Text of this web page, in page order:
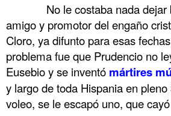
No le costaba nada
amigo y promotor del engaño
Cloro, ya difunto para esas
problema fue que Prudencio no
Eusebio y se inventó mártires
y largo de toda Hispania en
voleo, se le escapó uno, que